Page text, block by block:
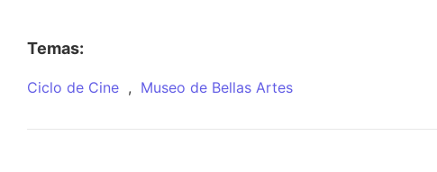
Temas:
Ciclo de Cine , Museo de Bellas Artes